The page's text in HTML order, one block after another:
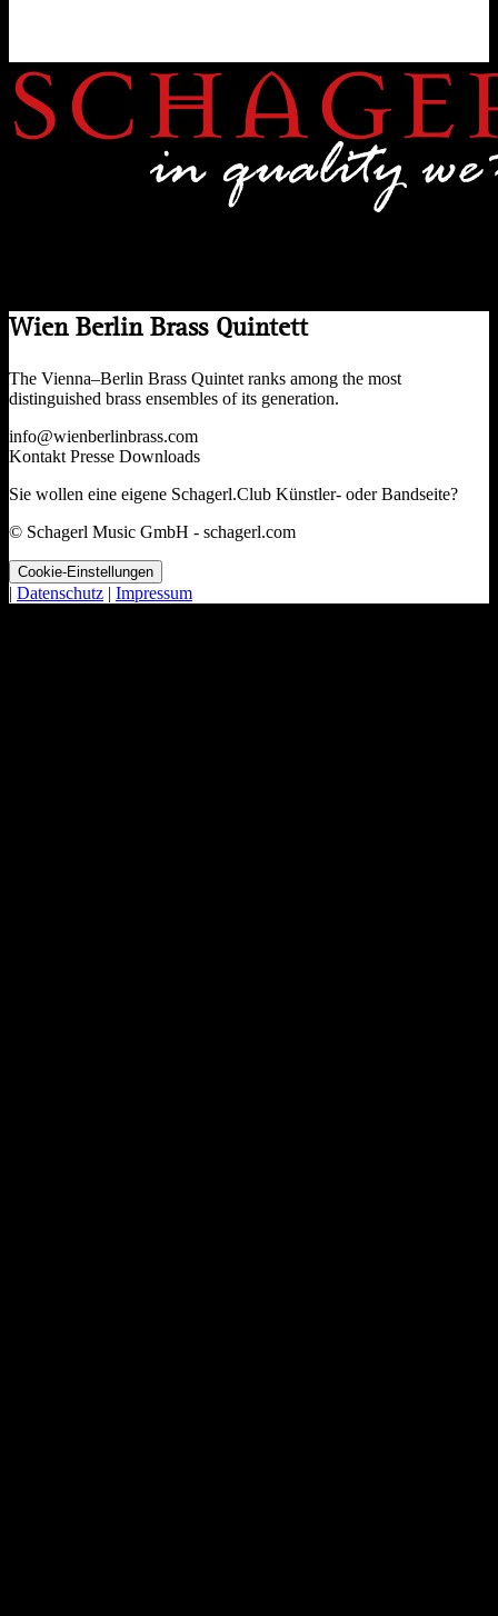
Wien Berlin Brass Quintett
The Vienna–Berlin Brass Quintet ranks among the most
distinguished brass ensembles of its generation.
info@wienberlinbrass.com
Kontakt Presse Downloads
Sie wollen eine eigene Schagerl.Club Künstler- oder Bandseite?
© Schagerl Music GmbH - schagerl.com
Cookie-Einstellungen
| Datenschutz | Impressum